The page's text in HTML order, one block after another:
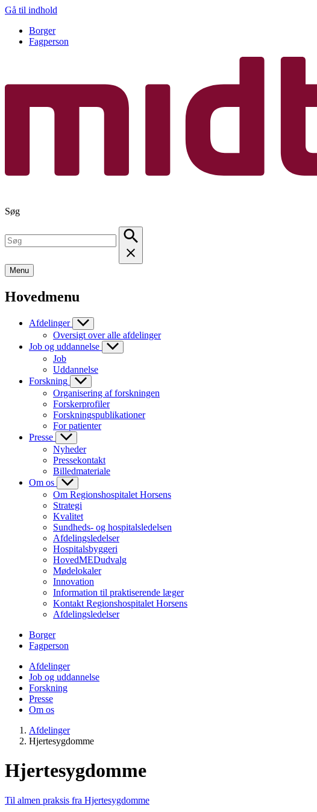
Gå til indhold
Borger
Fagperson
Søg
Menu
Hovedmenu
Afdelinger
Oversigt over alle afdelinger
Job og uddannelse
Job
Uddannelse
Forskning
Organisering af forskningen
Forskerprofiler
Forskningspublikationer
For patienter
Presse
Nyheder
Pressekontakt
Billedmateriale
Om os
Om Regionshospitalet Horsens
Strategi
Kvalitet
Sundheds- og hospitalsledelsen
Afdelingsledelser
Hospitalsbyggeri
HovedMEDudvalg
Mødelokaler
Innovation
Information til praktiserende læger
Kontakt Regionshospitalet Horsens
Afdelingsledelser
Borger
Fagperson
Afdelinger
Job og uddannelse
Forskning
Presse
Om os
Afdelinger
Hjertesygdomme
Hjertesygdomme
Til almen praksis fra Hjertesygdomme